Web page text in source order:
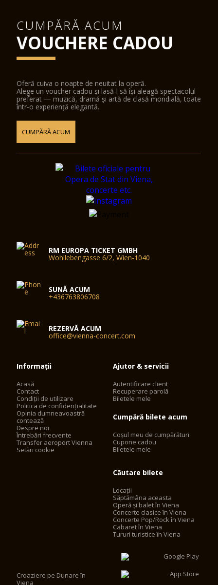
CUMPĂRĂ ACUM
VOUCHERE CADOU
Oferă cuiva o noapte de neuitat la operă.
Alege un voucher cadou și lasă-l să își aleagă spectacolul
preferat — muzică, dramă și artă de clasă mondială, toate
într-o experiență elegantă.
CUMPĂRĂ ACUM
RM EUROPA TICKET GMBH
Wohllebengasse 6/2, Wien-1040
SUNĂ ACUM
+436763806708
REZERVĂ ACUM
office@vienna-concert.com
Informații
Acasă
Contact
Condiții de utilizare
Politica de confidențialitate
Opinia dumneavoastră
contează
Despre noi
Întrebări frecvente
Transfer aeroport Vienna
Setări cookie
Ajutor & servicii
Autentificare client
Recuperare parolă
Biletele mele
Cumpără bilete acum
Coșul meu de cumpărături
Cupone cadou
Biletele mele
Căutare bilete
Locații
Săptămâna aceasta
Operă și balet în Viena
Concerte clasice în Viena
Concerte Pop/Rock în Viena
Cabaret în Viena
Tururi turistice în Viena
Croaziere pe Dunare în
Viena